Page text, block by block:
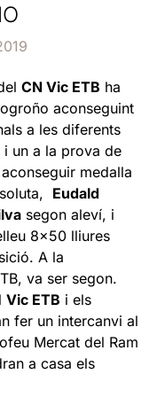
CN Vic ETB ha
aconseguint
a les diferents
un a la prova de
medalla
Eudald
segon aleví, i
8×50 lliures
A la
va ser segon.
Vic ETB i els
fer un intercanvi al
Mercat del Ram
a casa els